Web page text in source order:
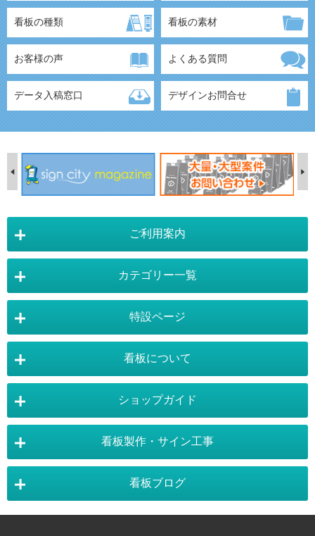
獲得ポイント：418pt 販売価格 ¥41,800（税抜 ¥38,000）
看板の種類 看板の素材
お客様の声 よくある質問
データ入稿窓口 デザインお問合せ
ご利用案内
店舗詳細情報
運営会社 :株式会社トレード
〒454-0011 愛知県 名古屋市中川区山王4-5-10
TEL:052-265-7603 FAX:052-350-2662
お気軽にお問い合わせ下さい。
お問合せ
カテゴリー一覧
スタンド看板：オプション バナースタンド
自立看板 フロアサイン／路面表示
壁面看板
ポスターフレーム イーゼル
特設ページ
バナースタンド特設ページ 大型看板・突出看板特設ページ
イーゼルスタンド特設ページ ホワイトボード特設ページ
販促・店舗用品特設ページ
看板について
看板設置のきまり 看板の用語集
施工事例 スタッフ紹介
ショップガイド
お支払い方法 送料・納期・配送
商品の返品・交換 注文の変更・取り消し
看板製作・サイン工事
看板ブログ